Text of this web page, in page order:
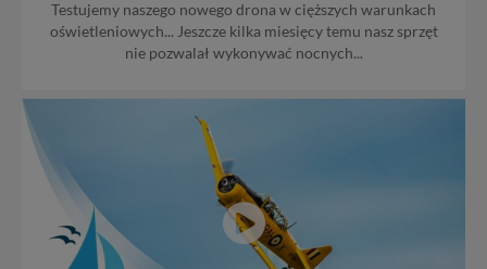
Testujemy naszego nowego drona w cięższych warunkach
oświetleniowych... Jeszcze kilka miesięcy temu nasz sprzęt
nie pozwalał wykonywać nocnych...